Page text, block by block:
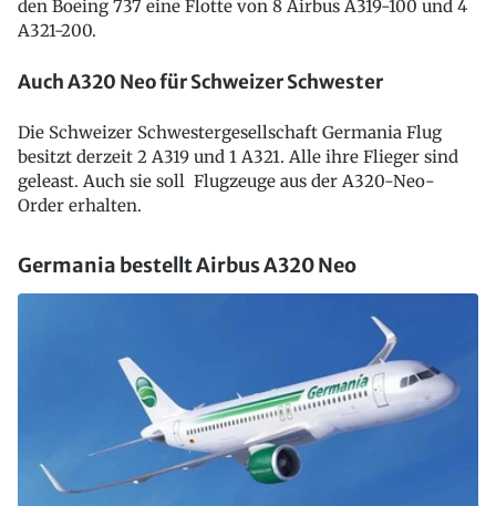
den Boeing 737 eine Flotte von 8 Airbus A319-100 und 4
A321-200.
Auch A320 Neo für Schweizer Schwester
Die Schweizer Schwestergesellschaft Germania Flug
besitzt derzeit 2 A319 und 1 A321. Alle ihre Flieger sind
geleast. Auch sie soll Flugzeuge aus der A320-Neo-
Order erhalten.
Germania bestellt Airbus A320 Neo